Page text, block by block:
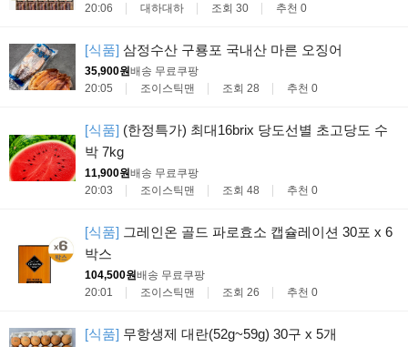
20:06
대하대하 조회 30 추천 0
[식품] 삼정수산 구룡포 국내산 마른 오징어
35,900원배송 무료쿠팡
20:05
조이스틱맨 조회 28 추천 0
[식품] (한정특가) 최대16brix 당도선별 초고당도 수
박 7kg
11,900원배송 무료쿠팡
20:03
조이스틱맨 조회 48 추천 0
[식품] 그레인온 골드 파로효소 캡슐레이션 30포 x 6
박스
104,500원배송 무료쿠팡
20:01
조이스틱맨 조회 26 추천 0
[식품] 무항생제 대란(52g~59g) 30구 x 5개